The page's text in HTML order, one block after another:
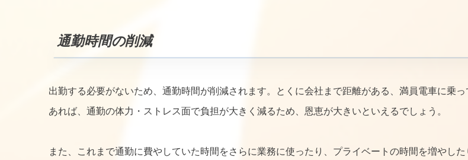
通勤時間の削減
出勤する必要がないため、通勤時間が削減されます。とくに会社まで距離がある、満員電車に乗
あれば、通勤の体力・ストレス面で負担が大きく減るため、恩恵が大きいといえるでしょう。
また、これまで通勤に費やしていた時間をさらに業務に使ったり、プライベートの時間を増やした